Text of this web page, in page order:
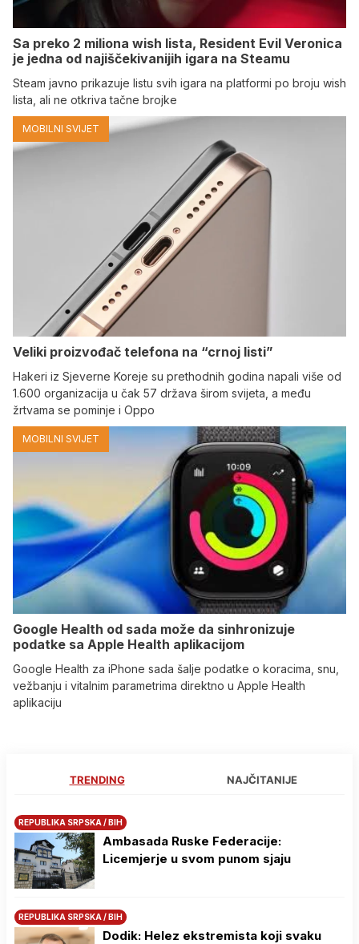
Sa preko 2 miliona wish lista, Resident Evil Veronica
je jedna od najiščekivanijih igara na Steamu
Steam javno prikazuje listu svih igara na platformi po broju wish
lista, ali ne otkriva tačne brojke
MOBILNI SVIJET
Veliki proizvođač telefona na “crnoj listi”
Hakeri iz Sjeverne Koreje su prethodnih godina napali više od
1.600 organizacija u čak 57 država širom svijeta, a među
žrtvama se pominje i Oppo
MOBILNI SVIJET
Google Health od sada može da sinhronizuje
podatke sa Apple Health aplikacijom
Google Health za iPhone sada šalje podatke o koracima, snu,
vežbanju i vitalnim parametrima direktno u Apple Health
aplikaciju
TRENDING NAJČITANIJE
REPUBLIKA SRPSKA / BIH
Ambasada Ruske Federacije:
Licemjerje u svom punom sjaju
REPUBLIKA SRPSKA / BIH
Dodik: Helez ekstremista koji svaku